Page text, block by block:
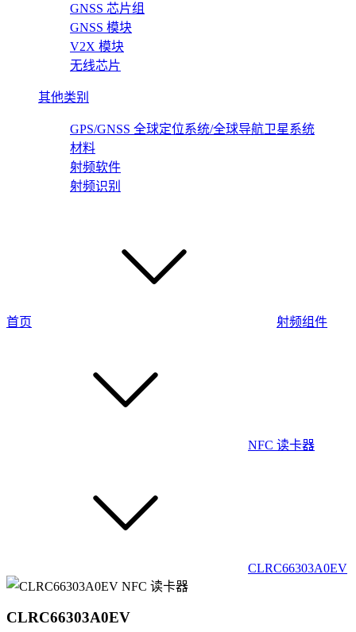
GNSS 芯片组
GNSS 模块
V2X 模块
无线芯片
其他类别
GPS/GNSS 全球定位系统/全球导航卫星系统
材料
射频软件
射频识别
首页 射频组件
NFC 读卡器
CLRC66303A0EV
CLRC66303A0EV